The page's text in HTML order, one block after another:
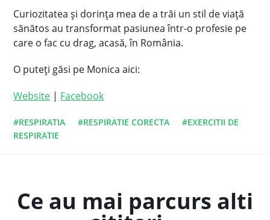
Curiozitatea și dorința mea de a trăi un stil de viață
sănătos au transformat pasiunea într-o profesie pe
care o fac cu drag, acasă, în România.
O puteți găsi pe Monica aici:
Website | Facebook
#RESPIRATIA #RESPIRATIE CORECTA
#EXERCITII DE
RESPIRATIE
Ce au mai parcurs alti